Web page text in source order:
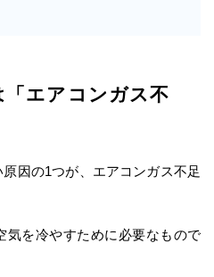
「エアコンガス不
因の1つが、エアコンガス不足
気を冷やすために必要なもので